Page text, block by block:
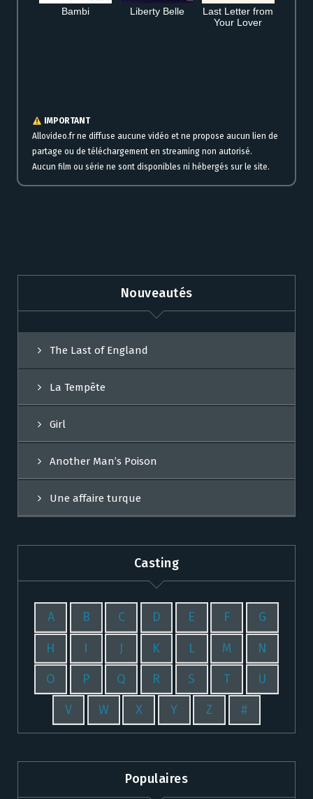
Bambi Liberty Belle
Last Letter from
Your Lover
IMPORTANT
Allovideo.fr ne diffuse aucune vidéo et ne propose aucun lien de
partage ou de téléchargement en streaming non autorisé.
Aucun film ou série ne sont disponibles ni hébergés sur le site.
Nouveautés
The Last of England
La Tempête
Girl
Another Man’s Poison
Une affaire turque
Casting
A B C D E F G
H I J K L M N
O P Q R S T U
V W X Y Z #
Populaires